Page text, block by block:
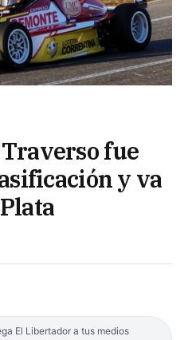
fue
y va
El Libertador a tus medios